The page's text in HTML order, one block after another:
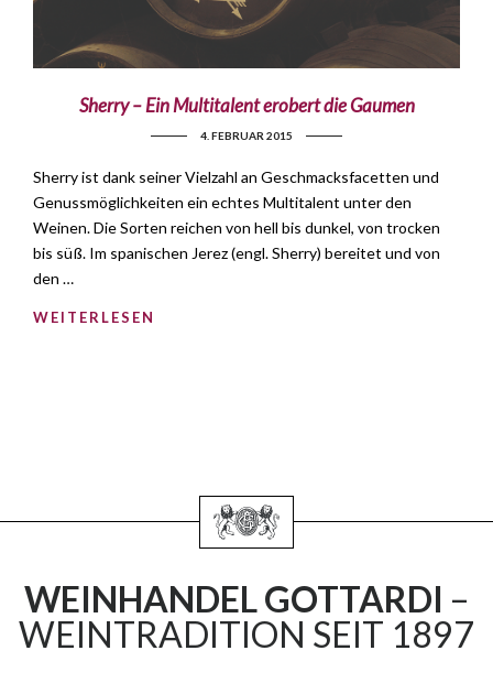
Sherry – Ein Multitalent erobert die Gaumen
4. FEBRUAR 2015
Sherry ist dank seiner Vielzahl an Geschmacksfacetten und
Genussmöglichkeiten ein echtes Multitalent unter den
Weinen. Die Sorten reichen von hell bis dunkel, von trocken
bis süß. Im spanischen Jerez (engl. Sherry) bereitet und von
den …
WEITERLESEN
WEINHANDEL GOTTARDI –
WEINTRADITION SEIT 1897